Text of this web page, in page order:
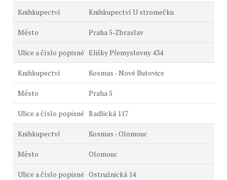
Knihkupectví U stromečku
Praha 5-Zbraslav
Elišky Přemyslovny 434
Kosmas - Nové Butovice
Praha 5
Radlická 117
Kosmas - Olomouc
Olomouc
Ostružnická 14